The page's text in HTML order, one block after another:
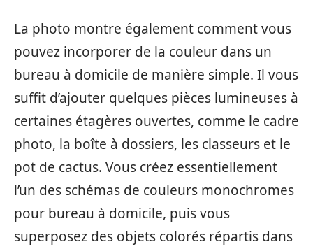
La photo montre également comment vous
pouvez incorporer de la couleur dans un
bureau à domicile de manière simple. Il vous
suffit d’ajouter quelques pièces lumineuses à
certaines étagères ouvertes, comme le cadre
photo, la boîte à dossiers, les classeurs et le
pot de cactus. Vous créez essentiellement
l’un des schémas de couleurs monochromes
pour bureau à domicile, puis vous
superposez des objets colorés répartis dans